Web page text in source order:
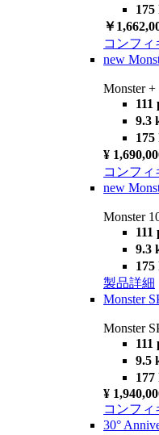
175
￥
コンフィ
new
Monster +
111
9.3
175
¥
コンフィ
new
Monster
111
9.3
175
製品詳細
Monster
Monster
111
9.5
177
¥
コンフィ
30°